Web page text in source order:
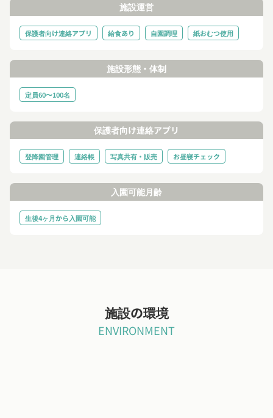
施設運営
保護者向け連絡アプリ 給食あり 自園調理 紙おむつ使用
施設形態・体制
定員60〜100名
保護者向け連絡アプリ
登降園管理 連絡帳 写真共有・販売 お昼寝チェック
入園可能月齢
生後4ヶ月から入園可能
施設の環境
ENVIRONMENT